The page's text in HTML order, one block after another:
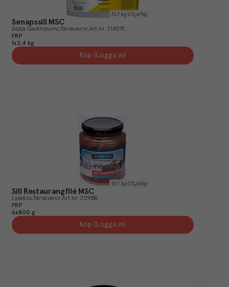
15.7 kg CO₂e/kg
Senapssill MSC
Abba Gastronomi Färskvaror Art.nr. 214019
FRP
1x2,4 kg
Köp (Logga in)
15.7 kg CO₂e/kg
Sill Restaurangfilé MSC
Lysekils Färskvaror Art.nr. 209188
FRP
6x800 g
Köp (Logga in)